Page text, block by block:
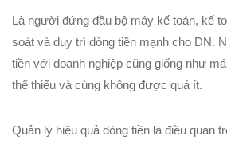
Là người đứng đầu bộ máy kế toán, kế
soát và duy trì dòng tiền mạnh cho DN.
tiền với doanh nghiệp cũng giống như
thể thiếu và cùng không được quá ít.
Quản lý hiệu quả dòng tiền là điều quan